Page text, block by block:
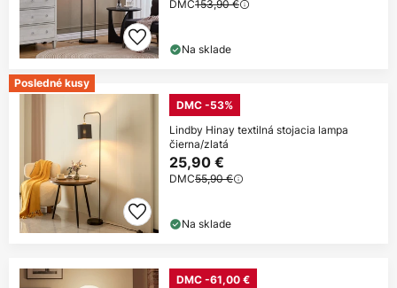
DMC153,90 €
Na sklade
Posledné kusy
DMC -53%
Lindby Hinay textilná stojacia lampa
čierna/zlatá
25,90 €
DMC55,90 €
Na sklade
DMC -61,00 €